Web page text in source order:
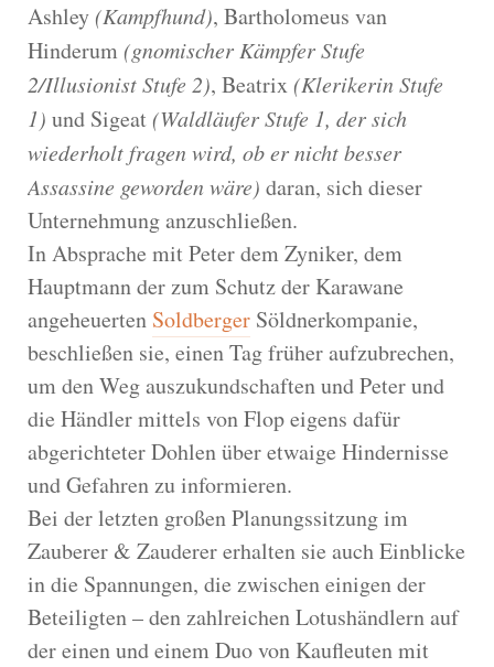
Ashley (Kampfhund), Bartholomeus van
Hinderum (gnomischer Kämpfer Stufe
2/Illusionist Stufe 2), Beatrix (Klerikerin Stufe
1) und Sigeat (Waldläufer Stufe 1, der sich
wiederholt fragen wird, ob er nicht besser
Assassine geworden wäre) daran, sich dieser
Unternehmung anzuschließen.
In Absprache mit Peter dem Zyniker, dem
Hauptmann der zum Schutz der Karawane
angeheuerten Soldberger Söldnerkompanie,
beschließen sie, einen Tag früher aufzubrechen,
um den Weg auszukundschaften und Peter und
die Händler mittels von Flop eigens dafür
abgerichteter Dohlen über etwaige Hindernisse
und Gefahren zu informieren.
Bei der letzten großen Planungssitzung im
Zauberer & Zauderer erhalten sie auch Einblicke
in die Spannungen, die zwischen einigen der
Beteiligten – den zahlreichen Lotushändlern auf
der einen und einem Duo von Kaufleuten mit